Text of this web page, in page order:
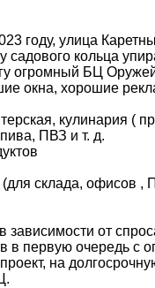
году, улица
кольца
огромный БЦ
окна, хорошие
кулинария (
ПВЗ и т. д.
склада, офисов ,
зависимости от
в первую очередь с
на